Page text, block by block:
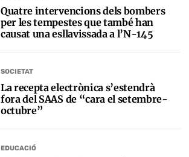
Quatre intervencions dels bombers
per les tempestes que també han
causat una esllavissada a l’N-145
SOCIETAT
La recepta electrònica s’estendrà
fora del SAAS de “cara el setembre-
octubre”
EDUCACIÓ